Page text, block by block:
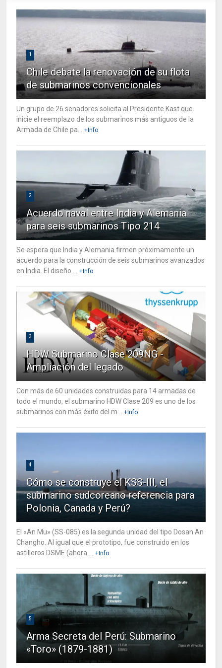
1
Chile debate la renovación de su flota
de submarinos convencionales
Un grupo de 26 senadores solicita al Presidente Kast que
inicie el reemplazo de los submarinos más antiguos de la
Armada de Chile pa...
+Info
2
Acuerdo naval entre India y Alemania
para seis submarinos Tipo 214
Se espera que India y Alemania firmen próximamente un
acuerdo para la construcción de seis submarinos avanzados
en India. El diseño ...
+Info
3
HDW Submarino Clase 209NG -
Ampliación del legado
Con más de 60 unidades construidas para 14 armadas de
todo el mundo, el submarino HDW Clase 209 es uno de los
submarinos con más éxito del m...
+Info
4
Cómo se construye el KSS-III, el
submarino sudcoreano referencia para
Polonia, Canada y Perú?
El «An Mu» (SS-085) es la segunda unidad del tipo Dosan An
Changho. Al igual que el prototipo, fue construido en los
astilleros DSME (ahora ...
+Info
5
Arma Secreta del Perú: Submarino
«Toro» (1879-1881)